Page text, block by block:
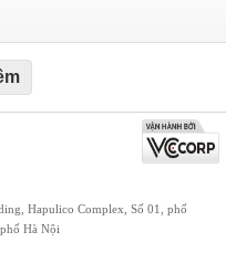
Hapulico Complex, Số 01, phố
Hà Nội